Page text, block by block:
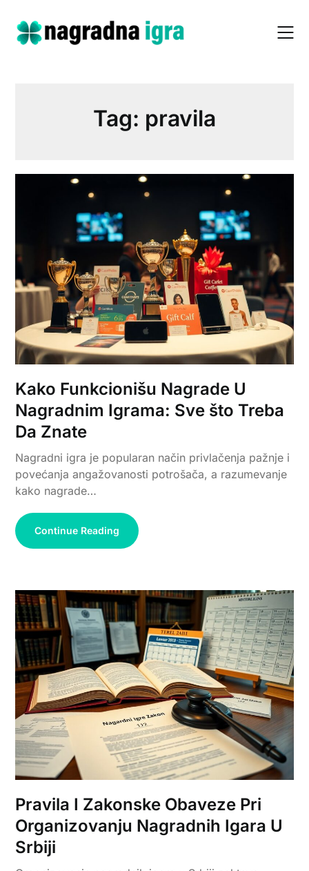
content
Tag: pravila
Kako Funkcionišu Nagrade U
Nagradnim Igrama: Sve što Treba
Da Znate
Nagradni igra je popularan način privlačenja pažnje i
povećanja angažovanosti potrošača, a razumevanje
kako nagrade…
Continue Reading
Pravila I Zakonske Obaveze Pri
Organizovanju Nagradnih Igara U
Srbiji